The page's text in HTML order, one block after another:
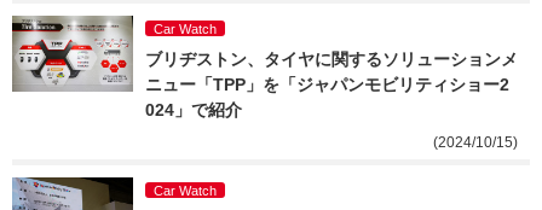
Car Watch
ブリヂストン、タイヤに関するソリューションメ
ニュー「TPP」を「ジャパンモビリティショー2
024」で紹介
(2024/10/15)
Car Watch